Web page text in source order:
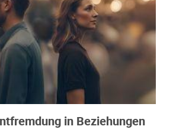
in Beziehungen